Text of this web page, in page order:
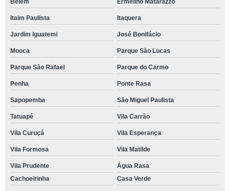
Belém Ermelino Matarazzo
Itaim Paulista Itaquera
Jardim Iguatemi José Bonifácio
Mooca Parque São Lucas
Parque São Rafael Parque do Carmo
Penha Ponte Rasa
Sapopemba São Miguel Paulista
Tatuapé Vila Carrão
Vila Curuçá Vila Esperança
Vila Formosa Vila Matilde
Vila Prudente
Água Rasa
Cachoeirinha
Casa Verde